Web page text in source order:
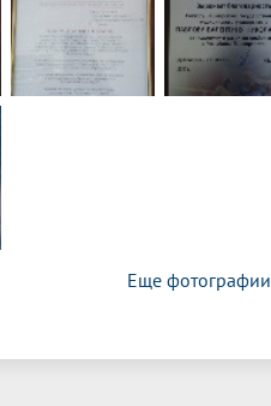
Еще фотографии